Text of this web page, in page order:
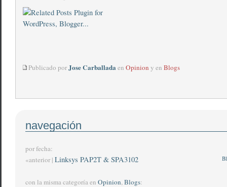
Publicado porJose Carballadaen Opinion y en Blogs
navegación
por fecha:
«anterior | Linksys PAP2T & SPA3102
con la misma categoría en Opinion,Blogs: